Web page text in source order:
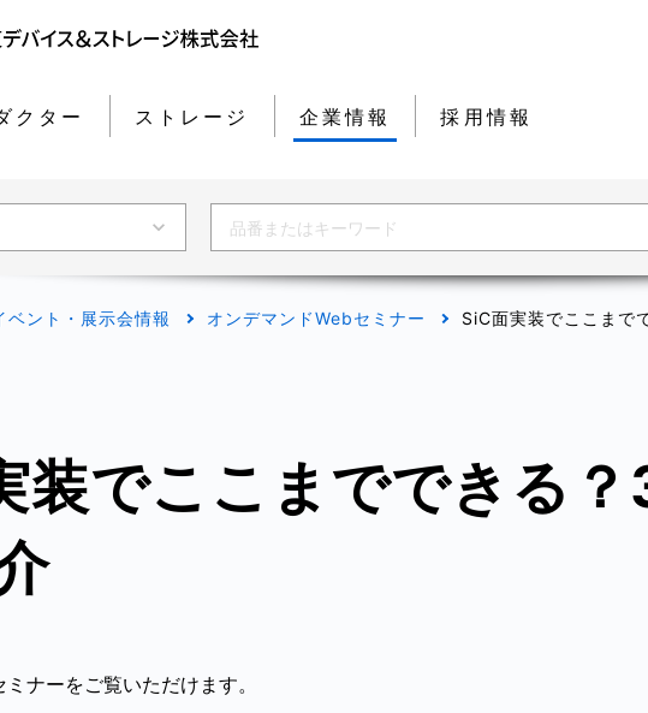
クター ストレージ 企業情報 採用情報
ベント・展示会情報 オンデマンドWebセミナー SiC面実装でここまで
装でここまでできる
ナーをご覧いただけます。